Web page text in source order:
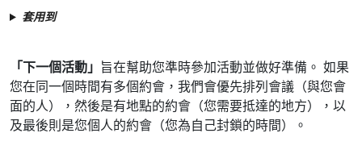
套用到
「下一個活動」 旨在幫助您準時參加活動並做好準備。 如果
您在同一個時間有多個約會，我們會優先排列會議（與您會
面的人），然後是有地點的約會（您需要抵達的地方），以
及最後則是您個人的約會（您為自己封鎖的時間）。